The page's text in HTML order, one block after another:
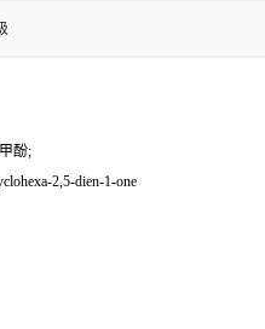
酚;
2,5-dien-1-one